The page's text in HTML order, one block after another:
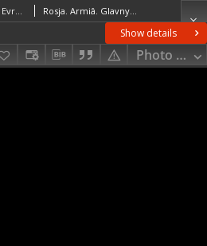
Show details
Photo
Sbornaâ tablica Specìal'noj karty Evropejskoj Rossìi : masštab 10 verst v dûimě Rosja. Armiâ. Glavnyj štab. Litografìâ kartografičeskago zavedenìâ. Wydawca